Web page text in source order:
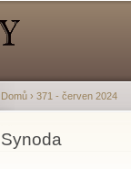
Jste zde
Domů › 371 - červen 2024
Synoda